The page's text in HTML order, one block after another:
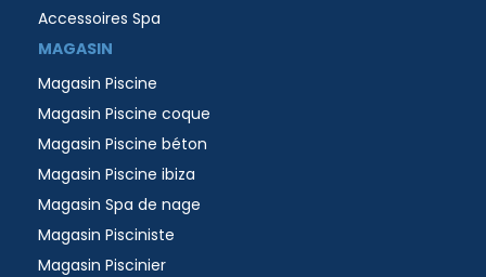
Accessoires Spa
MAGASIN
Magasin Piscine
Magasin Piscine coque
Magasin Piscine béton
Magasin Piscine ibiza
Magasin Spa de nage
Magasin Pisciniste
Magasin Piscinier